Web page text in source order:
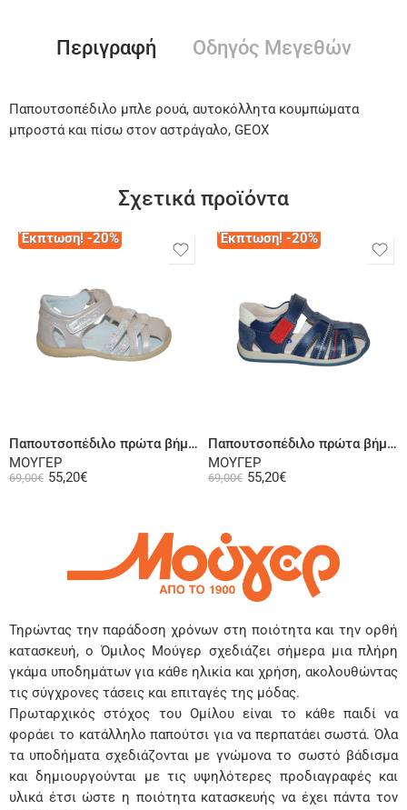
Περιγραφή Οδηγός Μεγεθών
Παπουτσοπέδιλο μπλε ρουά, αυτοκόλλητα κουμπώματα
μπροστά και πίσω στον αστράγαλο, GEOX
Σχετικά προϊόντα
Έκπτωση! -20%
Παπουτσοπέδιλο πρώτα βήματα ψηλή φτέρνα δερμάτινο ροζ
ΜΟΥΓΕΡ
69,00€ 55,20€
Έκπτωση! -20%
Παπουτσοπέδιλο πρώτα βήματα ψηλή φτέρνα δερμάτινο μπλε
ΜΟΥΓΕΡ
69,00€ 55,20€
Τηρώντας την παράδοση χρόνων στη ποιότητα και την ορθή
κατασκευή, ο Όμιλος Μούγερ σχεδιάζει σήμερα μια πλήρη
γκάμα υποδημάτων για κάθε ηλικία και χρήση, ακολουθώντας
τις σύγχρονες τάσεις και επιταγές της μόδας.
Πρωταρχικός στόχος του Ομίλου είναι το κάθε παιδί να
φοράει το κατάλληλο παπούτσι για να περπατάει σωστά. Όλα
τα υποδήματα σχεδιάζονται με γνώμονα το σωστό βάδισμα
και δημιουργούνται με τις υψηλότερες προδιαγραφές και
υλικά έτσι ώστε η ποιότητα κατασκευής να έχει πάντα τον